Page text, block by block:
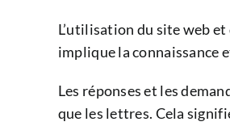
L’utilisation du site web
implique la connaissance
Les réponses et les
que les lettres. Cela